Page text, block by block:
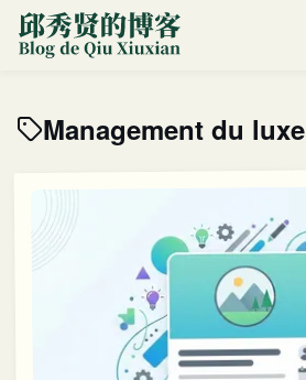
Management du luxe